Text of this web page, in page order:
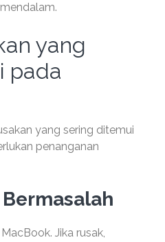
yang
pada
yang sering ditemui
penanganan
Jika rusak,